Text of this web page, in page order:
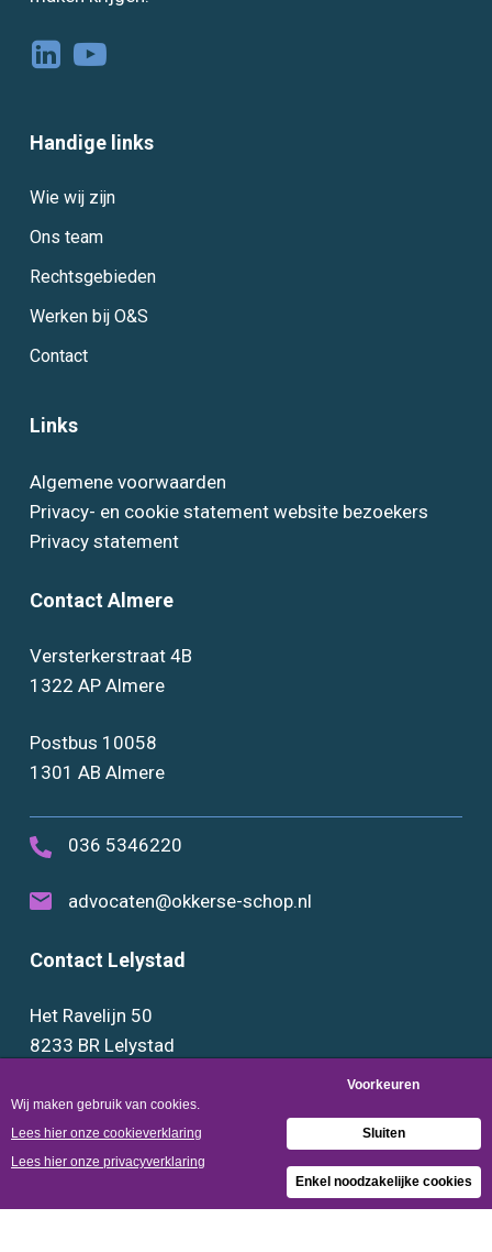
Handige links
Wie wij zijn
Ons team
Rechtsgebieden
Werken bij O&S
Contact
Links
Algemene voorwaarden
Privacy- en cookie statement website bezoekers
Privacy statement
Contact Almere
Versterkerstraat 4B
1322 AP Almere
Postbus 10058
1301 AB Almere
036 5346220
advocaten@okkerse-schop.nl
Contact Lelystad
Het Ravelijn 50
8233 BR Lelystad
0320 289888
advocaten@okkerse-schop.nl